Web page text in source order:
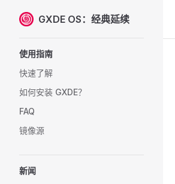
Skip to content
GXDE OS：经典延续
使用指南
快速了解
如何安装 GXDE？
FAQ
镜像源
新闻